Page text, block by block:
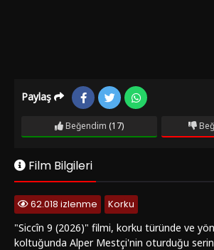
Paylaş
Beğendim (17)
Film Bilgileri
62.018 izlenme
Korku
"Siccîn 9 (2026)" filmi, korku türünde ve
koltuğunda Alper Mestçi'nin oturduğu